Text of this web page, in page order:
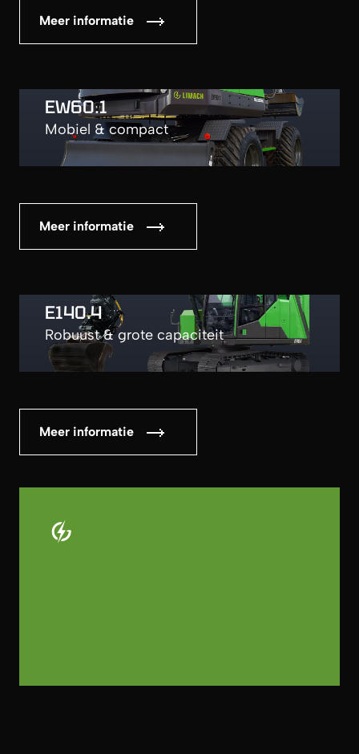
Meer informatie
EW60.1
Mobiel & compact
Meer informatie
E140.4
Robuust & grote capaciteit
Meer informatie